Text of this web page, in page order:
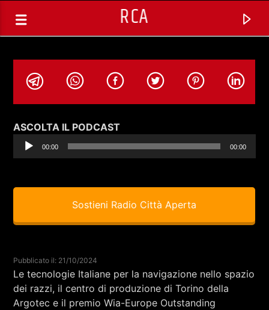
RCA
SELEZIONI MUSICALI
RCA - Radio città aperta
ASCOLTA IL PODCAST
Player
00:00 00:00
Sostieni Radio Città Aperta
Pubblicato il: 21/10/2024
Le tecnologie Italiane per la navigazione nello spazio
dei razzi, il centro di produzione di Torino della
Argotec e il premio Wia-Europe Outstanding